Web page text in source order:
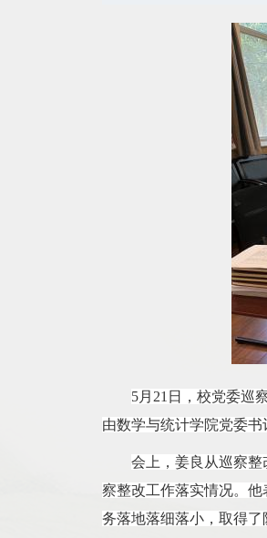
5月 21 日，校党委巡
由数学与统计学院党委书
会上，姜良从巡察
察整改工作落实情况。
务落地落细落小，取得